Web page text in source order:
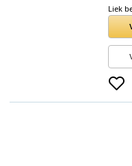
Liek